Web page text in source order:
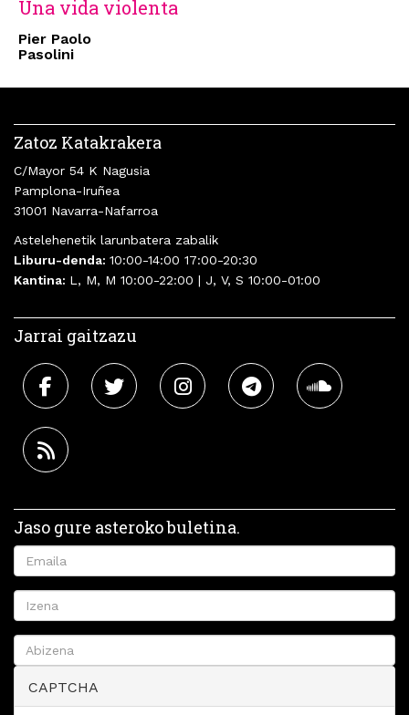
Una vida violenta
Pier Paolo
Pasolini
Zatoz Katakrakera
C/Mayor 54 K Nagusia
Pamplona-Iruñea
31001 Navarra-Nafarroa
Astelehenetik larunbatera zabalik
Liburu-denda: 10:00-14:00 17:00-20:30
Kantina: L, M, M 10:00-22:00 | J, V, S 10:00-01:00
Jarrai gaitzazu
Jaso gure asteroko buletina.
CAPTCHA